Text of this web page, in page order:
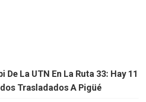
De La UTN En La Ruta 33: Hay 11
Trasladados A Pigüé